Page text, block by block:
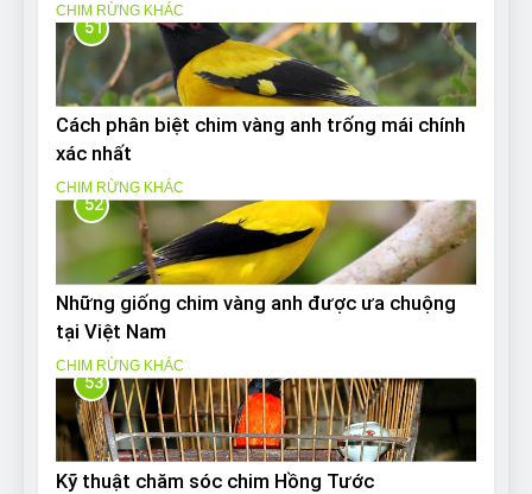
CHIM RỪNG KHÁC
51
Cách phân biệt chim vàng anh trống mái chính
xác nhất
CHIM RỪNG KHÁC
52
Những giống chim vàng anh được ưa chuộng
tại Việt Nam
CHIM RỪNG KHÁC
53
Kỹ thuật chăm sóc chim Hồng Tước